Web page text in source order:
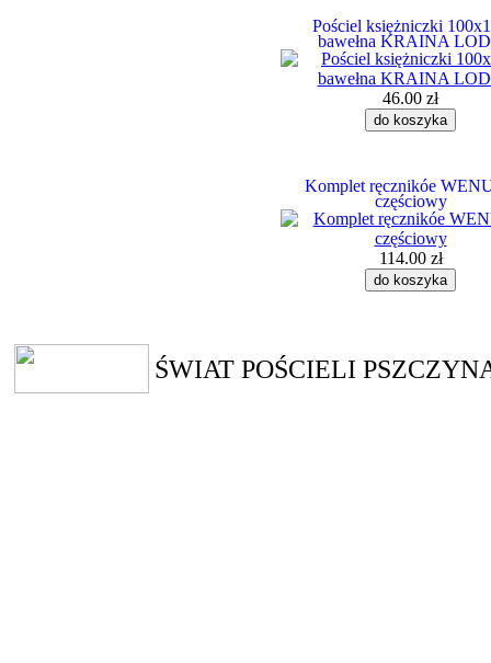
Pościel księżniczki
bawełna KRAINA
46.00 zł
Komplet ręcznikóe
częściowy
114.00 zł
ŚWIAT POŚCIELI